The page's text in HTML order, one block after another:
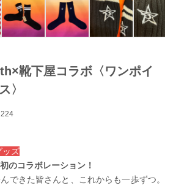
靴下屋コラボ〈ワンポイ
〉
ッズ
のコラボレーション！
できた皆さんと、これからも一歩ずつ。